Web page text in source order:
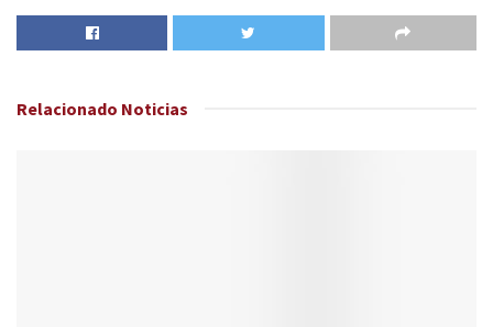
Relacionado Noticias